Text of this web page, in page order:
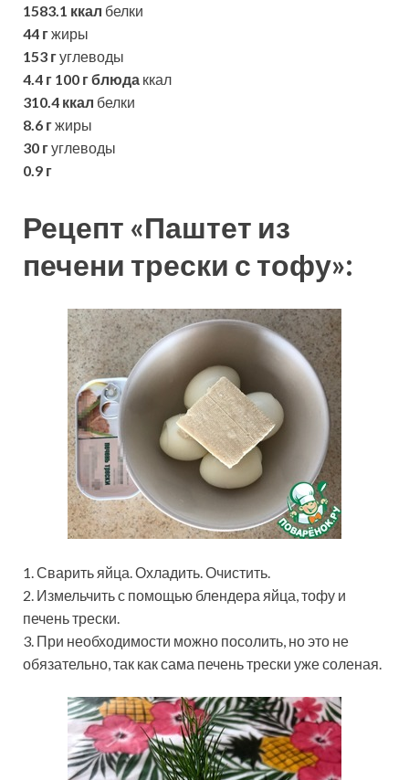
1583.1 ккал белки
44 гжиры
153 гуглеводы
4.4 г 100 г блюда ккал
310.4 ккал белки
8.6 гжиры
30 гуглеводы
0.9 г
Рецепт «Паштет из
печени трески с тофу»:
1. Сварить яйца. Охладить. Очистить.
2. Измельчить с помощью блендера яйца, тофу и
печень трески.
3. При необходимости можно посолить, но это не
обязательно, так как сама печень трески уже соленая.